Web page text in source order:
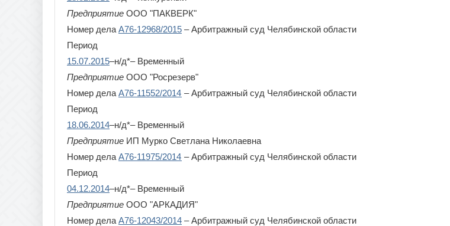
Предприятие ООО "ПАКВЕРК"
Номер дела А76-12968/2015 – Арбитражный суд Челябинской области
Период
15.07.2015–н/д*– Временный
Предприятие ООО "Росрезерв"
Номер дела А76-11552/2014 – Арбитражный суд Челябинской области
Период
18.06.2014–н/д*– Временный
Предприятие ИП Мурко Светлана Николаевна
Номер дела А76-11975/2014 – Арбитражный суд Челябинской области
Период
04.12.2014–н/д*– Временный
Предприятие ООО "АРКАДИЯ"
Номер дела А76-12043/2014 – Арбитражный суд Челябинской области